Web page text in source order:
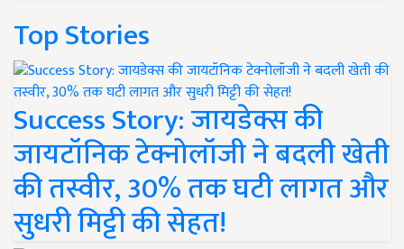
Top Stories
Success Story: जायडेक्स की
जायटॉनिक टेक्नोलॉजी ने बदली खेती
की तस्वीर, 30% तक घटी लागत और
सुधरी मिट्टी की सेहत!